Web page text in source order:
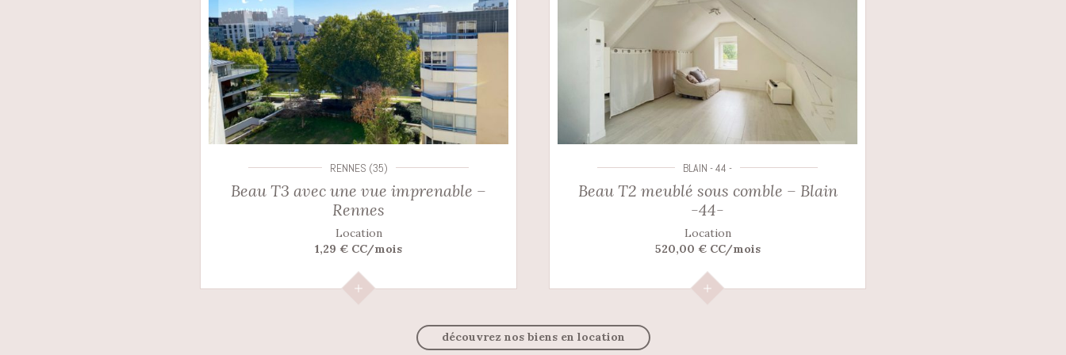
RENNES (35)
Beau T3 avec une vue imprenable –
Rennes
Location
1,29 € CC/mois
BLAIN - 44 -
Beau T2 meublé sous comble – Blain
-44-
Location
520,00 € CC/mois
découvrez nos biens en location